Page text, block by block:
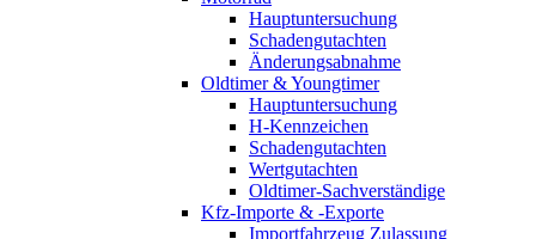
Hauptuntersuchung
Schadengutachten
Änderungsabnahme
Oldtimer & Youngtimer
Hauptuntersuchung
H-Kennzeichen
Schadengutachten
Wertgutachten
Oldtimer-Sachverständige
Kfz-Importe & -Exporte
Importfahrzeug Zulassung